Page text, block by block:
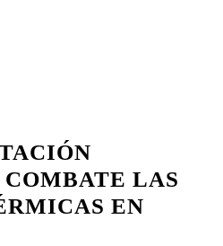
LAS
EN